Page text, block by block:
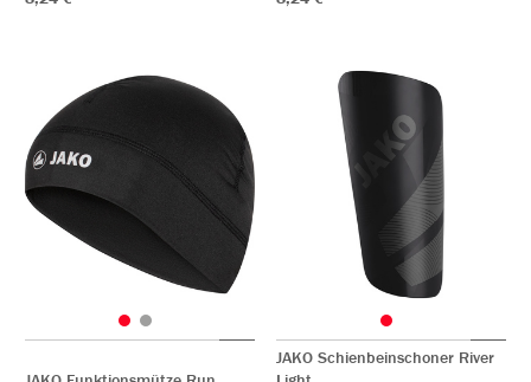
JAKO Schienbeinschoner River